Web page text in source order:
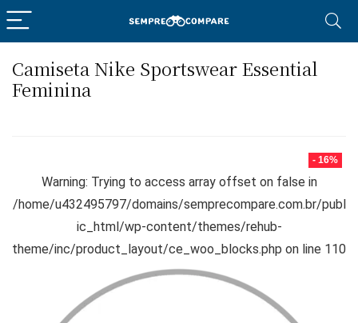
Camiseta Nike Sportswear Essential
Feminina
- 16%
Warning: Trying to access array offset on false in
/home/u432495797/domains/semprecompare.com.br/publ
ic_html/wp-content/themes/rehub-
theme/inc/product_layout/ce_woo_blocks.php on line 110